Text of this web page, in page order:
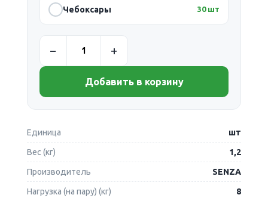
Чебоксары 30 шт
Добавить в корзину
Единица шт
Вес (кг) 1,2
Производитель SENZA
Нагрузка (на пару) (кг) 8